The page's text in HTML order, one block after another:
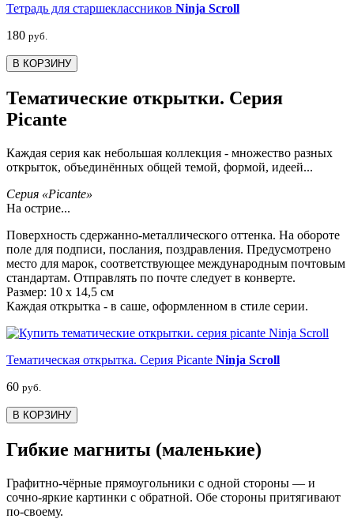
Тетрадь для старшеклассников Ninja Scroll
180 руб.
В КОРЗИНУ
Тематические открытки. Серия
Picante
Каждая серия как небольшая коллекция - множество разных
открыток, объединённых общей темой, формой, идеей...
Серия «Picante»
На острие...
Поверхность сдержанно-металлического оттенка. На обороте
поле для подписи, послания, поздравления. Предусмотрено
место для марок, соответствующее международным почтовым
стандартам. Отправлять по почте следует в конверте.
Размер: 10 х 14,5 см
Каждая открытка - в саше, оформленном в стиле серии.
Тематическая открытка. Серия Picante Ninja Scroll
60 руб.
В КОРЗИНУ
Гибкие магниты (маленькие)
Графитно-чёрные прямоугольники с одной стороны — и
сочно-яркие картинки с обратной. Обе стороны притягивают
по-своему.